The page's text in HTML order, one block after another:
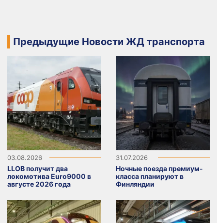
Предыдущие Новости ЖД транспорта
03.08.2026
LLOB получит два
локомотива Euro9000 в
августе 2026 года
31.07.2026
Ночные поезда премиум-
класса планируют в
Финляндии